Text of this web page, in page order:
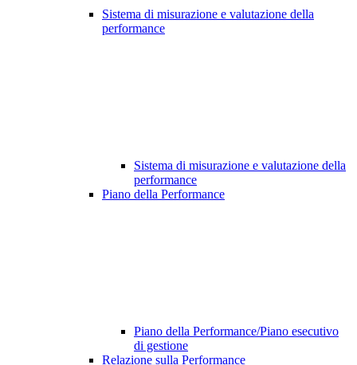
Sistema di misurazione e valutazione della
performance
Sistema di misurazione e valutazione della
performance
Piano della Performance
Piano della Performance/Piano esecutivo
di gestione
Relazione sulla Performance